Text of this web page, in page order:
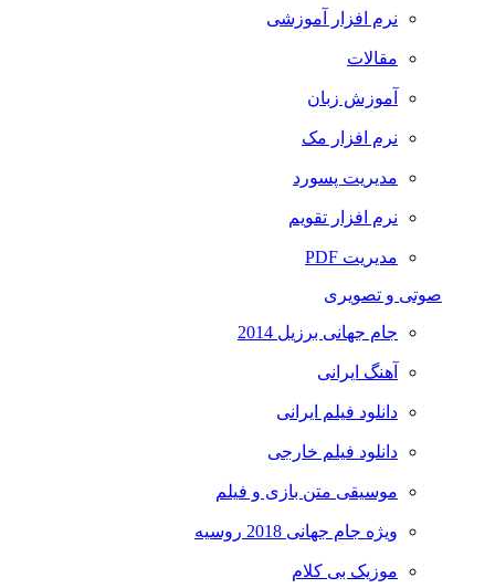
نرم افزار آموزشی
مقالات
آموزش زبان
نرم افزار مک
مدیریت پسورد
نرم افزار تقویم
مدیریت PDF
صوتی و تصویری
جام جهانی برزیل 2014
آهنگ ایرانی
دانلود فیلم ایرانی
دانلود فیلم خارجی
موسیقی متن بازی و فیلم
ویژه جام جهانی 2018 روسیه
موزیک بی کلام